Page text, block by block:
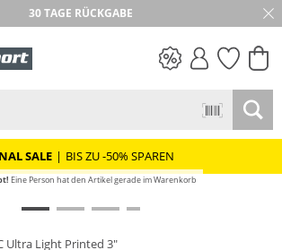
30 TAGE RÜCKGABE
SALE | BIS ZU -50% SPAREN
Eine Person hat den Artikel gerade im Warenkorb
Ultra Light Printed 3"